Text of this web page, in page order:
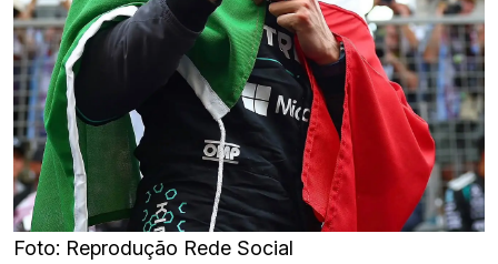
Foto: Reprodução Rede Social